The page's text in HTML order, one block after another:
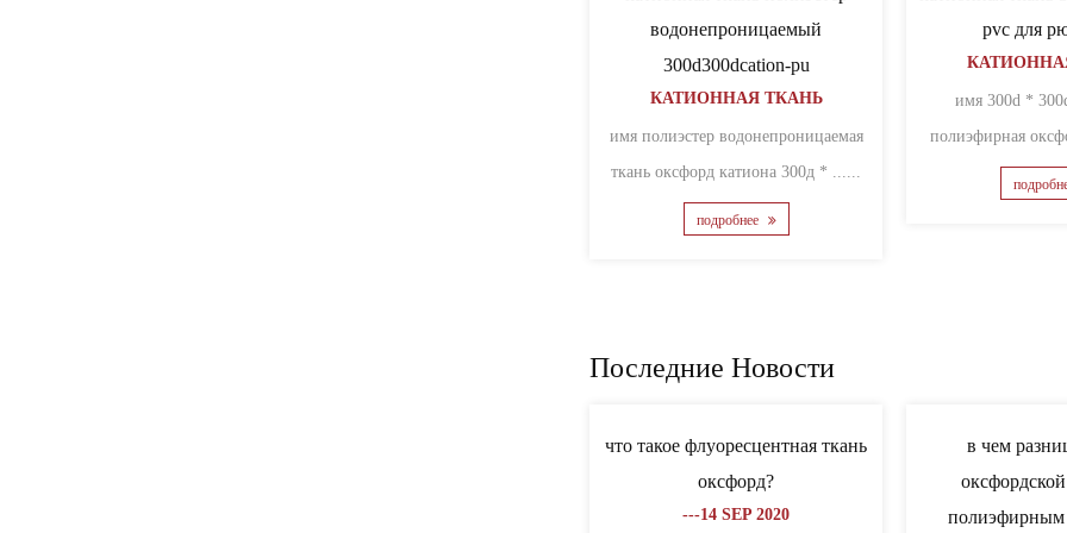
300d300dripstop-катион
КАТИОННАЯ ТКАНЬ
катионный рипстоп
полиэфирная......
600d600d64tcation
КАТИОННАЯ ТКАНЬ
имя 600d * 600d * 64t катионная
полиэфирная оксфордская ткань ......
Последние Новости
Оксфордская ткань для
школьных ранцев лучше
полиэстера, почему?
каковы характеристики
нетканого материала и
оксфордской ткани?